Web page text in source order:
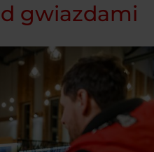
gwiazdami